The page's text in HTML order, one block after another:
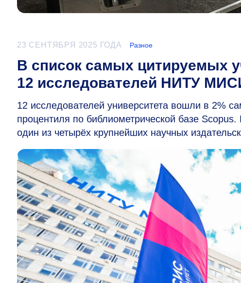
23 СЕНТЯБРЯ 2025 ГОДА Разное
В список самых цитируемых
12 исследователей НИТУ
12 исследователей университета вошли в 2%
процентиля по библиометрической базе
один из четырёх крупнейших научных